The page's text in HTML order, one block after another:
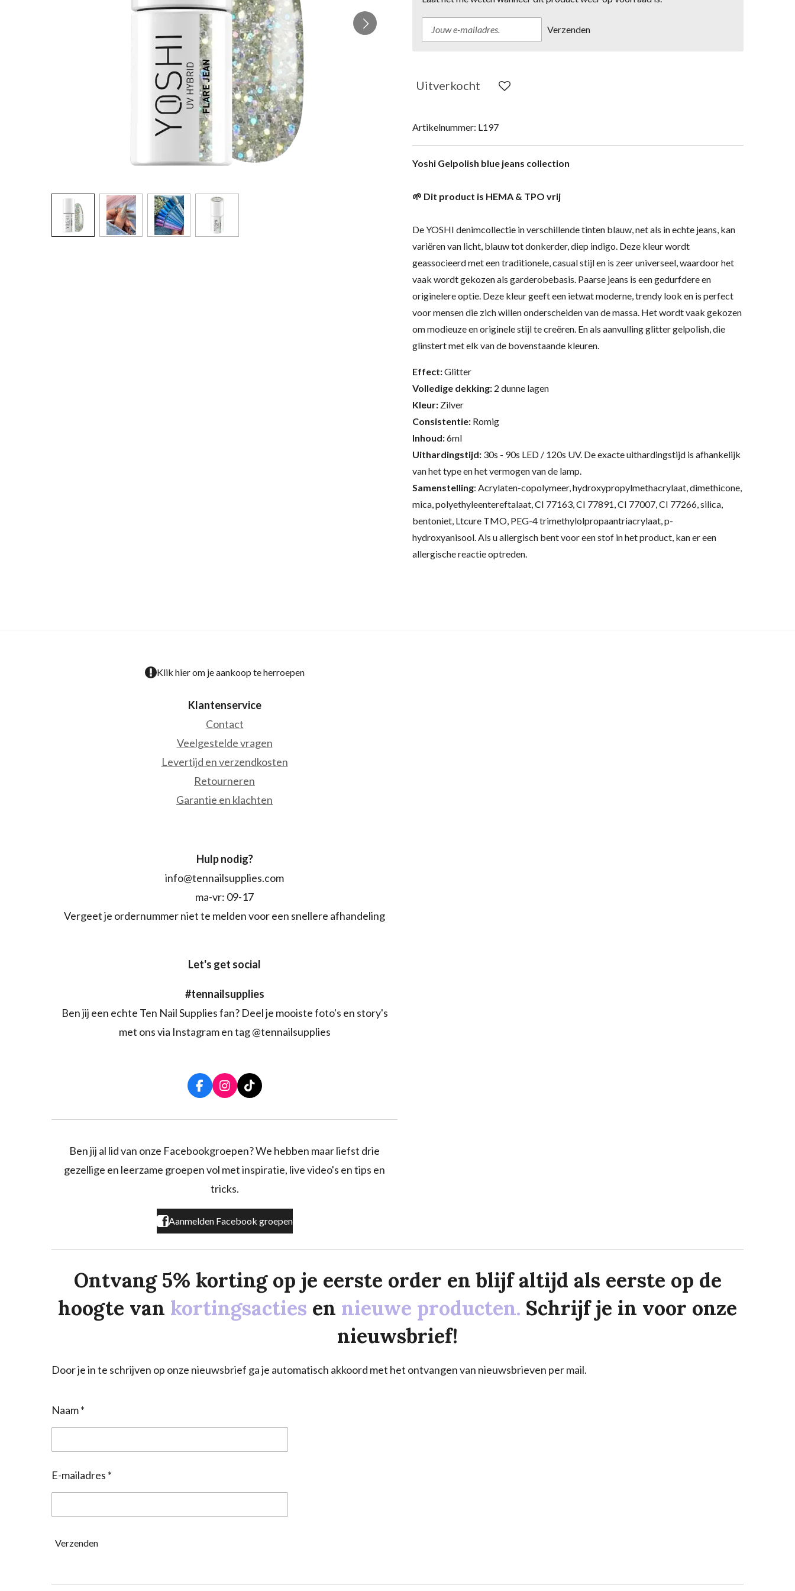
Verzenden
Uitverkocht
Artikelnummer: L197
Yoshi Gelpolish blue jeans collection
🌱 Dit product is HEMA & TPO vrij
De YOSHI denimcollectie in verschillende tinten blauw, net als in echte jeans, kan
variëren van licht, blauw tot donkerder, diep indigo. Deze kleur wordt
geassocieerd met een traditionele, casual stijl en is zeer universeel, waardoor het
vaak wordt gekozen als garderobebasis. Paarse jeans is een gedurfdere en
originelere optie. Deze kleur geeft een ietwat moderne, trendy look en is perfect
voor mensen die zich willen onderscheiden van de massa. Het wordt vaak gekozen
om modieuze en originele stijl te creëren. En als aanvulling glitter gelpolish, die
glinstert met elk van de bovenstaande kleuren.
Effect:Glitter
Volledige dekking: 2 dunne lagen
Kleur: Zilver
Consistentie: Romig
Inhoud:6ml
Uithardingstijd: 30s - 90s LED / 120s UV. De exacte uithardingstijd is afhankelijk
van het type en het vermogen van de lamp.
Samenstelling: Acrylaten-copolymeer, hydroxypropylmethacrylaat, dimethicone,
mica, polyethyleentereftalaat, CI 77163, CI 77891, CI 77007, CI 77266, silica,
bentoniet, Ltcure TMO, PEG-4 trimethylolpropaantriacrylaat, p-
hydroxyanisool. Als u allergisch bent voor een stof in het product, kan er een
allergische reactie optreden.
Klik hier om je aankoop te herroepen
Klantenservice
Contact
Veelgestelde vragen
Levertijd en verzendkosten
Retourneren
Garantie en klachten
Hulp nodig?
info@tennailsupplies.com
ma-vr: 09-17
Vergeet je ordernummer niet te melden voor een snellere afhandeling
Let's get social
#tennailsupplies
Ben jij een echte Ten Nail Supplies fan? Deel je mooiste foto's en story's
met ons via Instagram en tag @tennailsupplies
F
a
e
o
k
I
n
t
r
a
T
i
T
k
Ben jij al lid van onze Facebookgroepen? We hebben maar liefst drie
gezellige en leerzame groepen vol met inspiratie, live video's en tips en
tricks.
Aanmelden Facebook groepen
Ontvang 5% korting op je eerste order en blijf altijd als eerste op de
hoogte van kortingsacties en nieuwe producten. Schrijf je in voor onze
nieuwsbrief!
Door je in te schrijven op onze nieuwsbrief ga je automatisch akkoord met het ontvangen van nieuwsbrieven per mail.
Naam *
E-mailadres *
Verzenden